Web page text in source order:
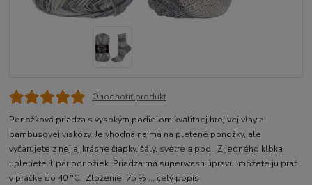
Ohodnotiť produkt
Ponožková priadza s vysokým podielom kvalitnej hrejivej vlny a
bambusovej viskózy. Je vhodná najmä na pletené ponožky, ale
vyčarujete z nej aj krásne čiapky, šály, svetre a pod. Z jedného klbka
upletiete 1 pár ponožiek. Priadza má superwash úpravu, môžete ju prať
v práčke do 40 °C. Zloženie: 75 % ... celý popis